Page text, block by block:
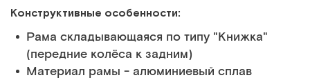
Конструктивные особенности:
Рама складывающаяся по типу "Книжка"
(передние колёса к задним)
Материал рамы - алюминиевый сплав